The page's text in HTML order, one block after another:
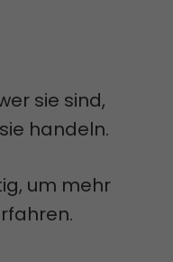
sie sind,
handeln.
um mehr